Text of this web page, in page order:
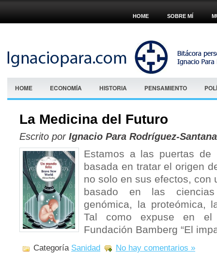
HOME SOBRE MÍ
HOME ECONOMÍA HISTORIA PENSAMIENTO
La Medicina del Futuro
Escrito por Ignacio Para Rodríguez-Santana
Estamos a las puertas de
basada en tratar el origen
no solo en sus efectos, con
basado en las
genómica, la proteómica,
Tal como expuse en
Fundación Bamberg “El
Categoría Sanidad No hay comentarios »